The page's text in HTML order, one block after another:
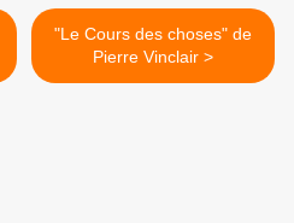
"Le Cours des choses" de
Pierre Vinclair >